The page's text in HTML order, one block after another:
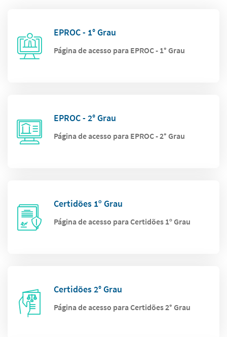
EPROC - 1° Grau
Página de acesso para EPROC - 1° Grau
EPROC - 2° Grau
Página de acesso para EPROC - 2° Grau
Certidões 1º Grau
Página de acesso para Certidões 1º Grau
Certidões 2° Grau
Página de acesso para Certidões 2° Grau